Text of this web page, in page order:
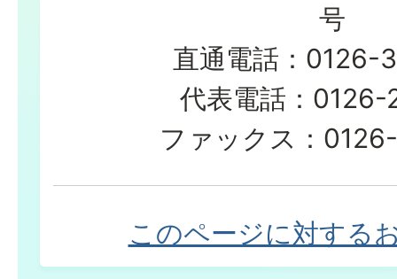
号
直通電話：0126-
代表電話：0126-
ファックス：
このページに対する